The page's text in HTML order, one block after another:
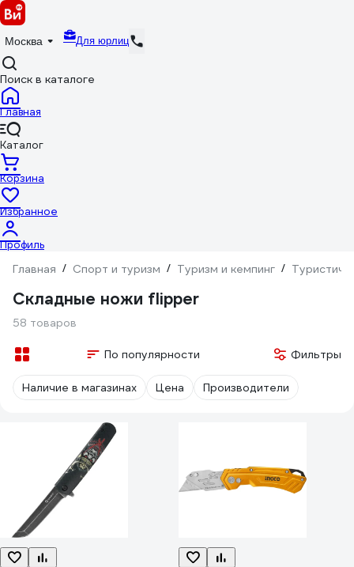
Москва Для юрлиц
Поиск в каталоге
Главная
Каталог
Корзина
Избранное
Профиль
Главная / Спорт и туризм / Туризм и кемпинг /
Складные ножи flipper
58 товаров
По популярности Фильтры
Наличие в магазинах Цена Производители